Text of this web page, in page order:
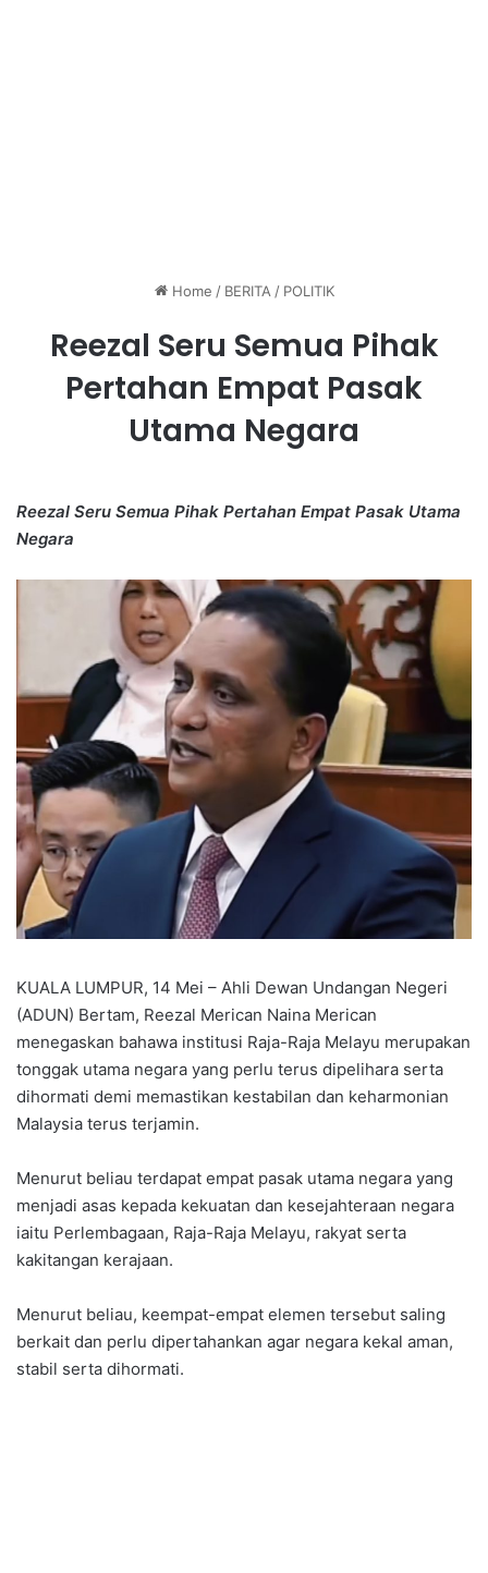
Home / BERITA / POLITIK
Reezal Seru Semua Pihak
Pertahan Empat Pasak
Utama Negara
Reezal Seru Semua Pihak Pertahan Empat Pasak Utama
Negara
KUALA LUMPUR, 14 Mei – Ahli Dewan Undangan Negeri
(ADUN) Bertam, Reezal Merican Naina Merican
menegaskan bahawa institusi Raja-Raja Melayu merupakan
tonggak utama negara yang perlu terus dipelihara serta
dihormati demi memastikan kestabilan dan keharmonian
Malaysia terus terjamin.
Menurut beliau terdapat empat pasak utama negara yang
menjadi asas kepada kekuatan dan kesejahteraan negara
iaitu Perlembagaan, Raja-Raja Melayu, rakyat serta
kakitangan kerajaan.
Menurut beliau, keempat-empat elemen tersebut saling
berkait dan perlu dipertahankan agar negara kekal aman,
stabil serta dihormati.